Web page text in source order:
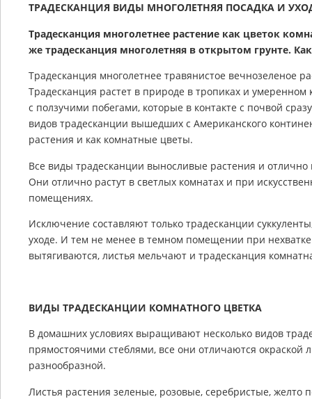
ТРАДЕСКАНЦИЯ ВИДЫ МНОГОЛЕТНЯЯ ПОСАДКА И
Традесканция многолетнее растение как цветок
же традесканция многолетняя в открытом грунте.
Традесканция многолетнее травянистое вечнозеленое
Традесканция растет в природе в тропиках и
с ползучими побегами, которые в контакте с почвой
видов традесканции вышедших с Американского
растения и как комнатные цветы.
Все виды традесканции выносливые растения и
Они отлично растут в светлых комнатах и при
помещениях.
Исключение составляют только традесканции
уходе. И тем не менее в темном помещении при
вытягиваются, листья мельчают и традесканция
ВИДЫ ТРАДЕСКАНЦИИ КОМНАТНОГО ЦВЕТКА
В домашних условиях выращивают несколько видов
прямостоячими стеблями, все они отличаются окраской
разнообразной.
Листья растения зеленые, розовые, серебристые, желто